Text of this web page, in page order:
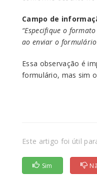
Campo de
“Especifique o
ao enviar o
Essa observação é
formulário, mas sim
Este artigo foi útil
Sim